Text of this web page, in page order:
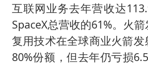
互联网业务去年营收达
SpaceX总营收的61%。火
复用技术在全球商业火箭
80%份额，但去年仍亏损